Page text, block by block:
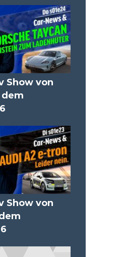
Show von
Show von